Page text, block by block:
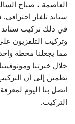
العاصمة ، صباح
ستاند تلفاز
في ذلك تركيب ستاند
وتركيب التلفزيون
مما يجعلنا محطة
خلال خبرتنا
تطمئن إلى أن
اتصل بنا اليوم
التركيب.